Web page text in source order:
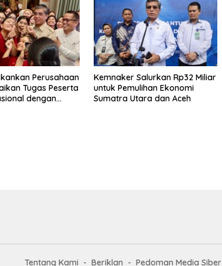
Perusahaan
Tugas Peserta
dengan
Kemnaker Salurkan Rp32 Miliar
untuk Pemulihan Ekonomi
Sumatra Utara dan Aceh
Tentang Kami Beriklan Pedoman Media Siber